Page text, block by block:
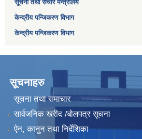
सूचना तथा संचार मन्त्रालय
केन्द्रीय पन्जिकरण विभाग
केन्द्रीय पन्जिकरण विभाग
सूचनाहरु
सूचना तथा समाचार
सार्वजनिक खरीद /बोलपत्र सूचना
ऐन, कानुन तथा निर्देशिका